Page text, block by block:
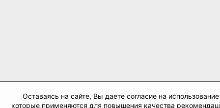
Оставаясь на сайте, Вы даете согласие на
которые применяются для повышения качества